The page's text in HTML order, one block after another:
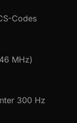
Codes
MHz)
300 Hz